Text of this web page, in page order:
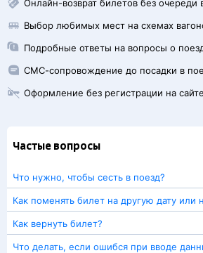
Онлайн-возврат билетов без очереди
Выбор любимых мест на схемах
Подробные ответы на вопросы о
СМС-сопровождение до посадки в
Оформление без регистрации на сайте
Частые вопросы
Что нужно, чтобы сесть в поезд?
Как поменять билет на другую дату или
Как вернуть билет?
Что делать, если ошибся при вводе